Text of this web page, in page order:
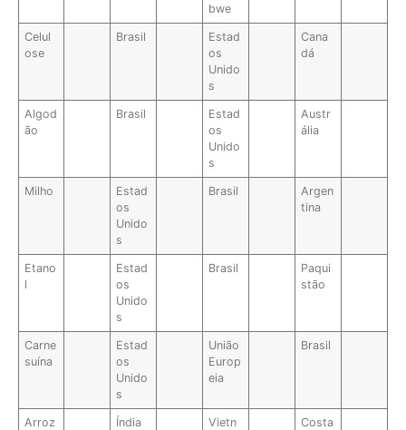
bwe
Celul
ose
Brasil
Estad
os
Unido
s
Cana
dá
Algod
ão
Brasil
Estad
os
Unido
s
Austr
ália
Milho
Estad
os
Unido
s
Brasil
Argen
tina
Etano
l
Estad
os
Unido
s
Brasil
Paqui
stão
Carne
suína
Estad
os
Unido
s
União
Europ
eia
Brasil
Arroz Índia
Vietn
Costa